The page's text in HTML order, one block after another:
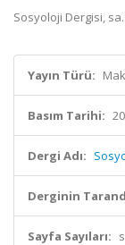
Sosyoloji Dergisi,
Yayın Türü:
Basım Tarihi:
Dergi Adı:
Derginin
Sayfa Sayıları: